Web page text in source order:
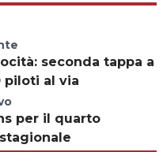
seconda tappa a
piloti al via
per il quarto